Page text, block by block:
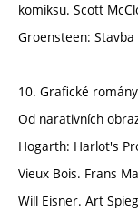
komiksu. Scott
Groensteen: Stavba
10. Grafické romány
Od narativních
Hogarth: Harlot's
Vieux Bois. Frans
Will Eisner. Art